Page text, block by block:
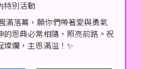
特別活動
滿落幕，願你們帶著愛與勇氣
的恩典必常相隨，照亮前路。祝
燦爛，主恩滿溢！✨